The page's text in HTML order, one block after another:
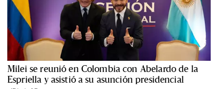
Milei se reunió en Colombia con Abelardo de la
Espriella y asistió a su asunción presidencial